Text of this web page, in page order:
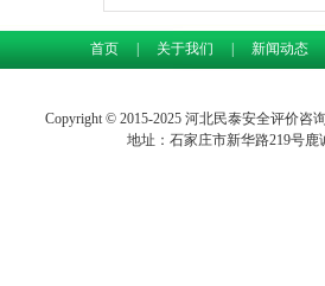
首页 关于我们 新闻动态
Copyright © 2015-2025 河北民泰安全评价咨
地址：石家庄市新华路219号鹿